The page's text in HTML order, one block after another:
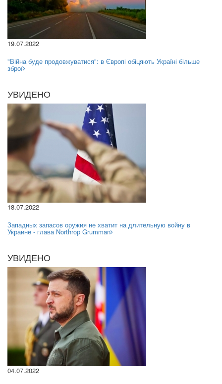
19.07.2022
"Війна буде продовжуватися": в Європі обіцяють Україні більше
зброї
УВИДЕНО
18.07.2022
Западных запасов оружия не хватит на длительную войну в
Украине - глава Northrop Grumman
УВИДЕНО
04.07.2022